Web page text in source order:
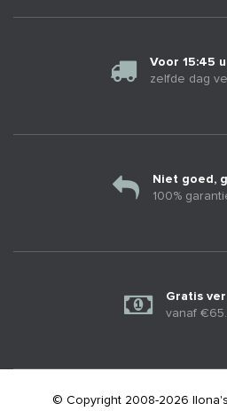
Voor 15:45
zelfde dag
Niet goed,
100%
Gratis
vanaf
© Copyright 2008-2026